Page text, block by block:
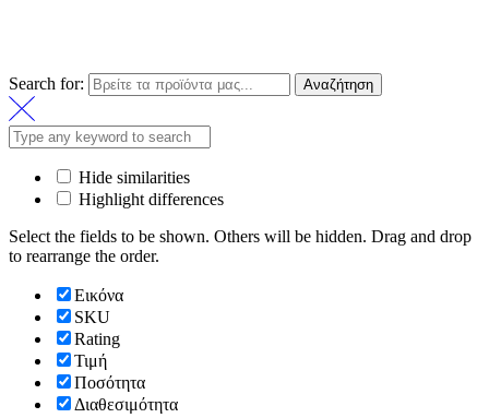
Search for: Αναζήτηση
Hide similarities
Highlight differences
Select the fields to be shown. Others will be hidden. Drag and drop
to rearrange the order.
Εικόνα
SKU
Rating
Τιμή
Ποσότητα
Διαθεσιμότητα